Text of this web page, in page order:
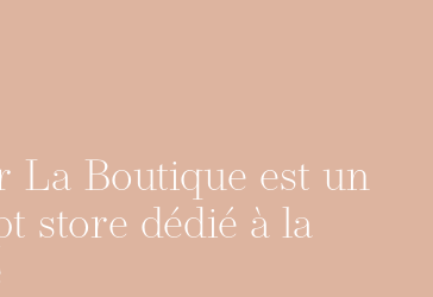
La Boutique est un
store dédié à la